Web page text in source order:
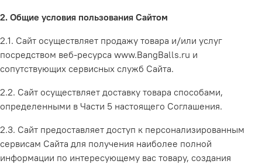
2. Общие условия пользования Сайтом
2.1. Сайт осуществляет продажу товара и/или услуг
посредством веб-ресурса www.BangBalls.ru и
сопутствующих сервисных служб Сайта.
2.2. Сайт осуществляет доставку товара способами,
определенными в Части 5 настоящего Соглашения.
2.3. Сайт предоставляет доступ к персонализированным
сервисам Сайта для получения наиболее полной
информации по интересующему вас товару, создания